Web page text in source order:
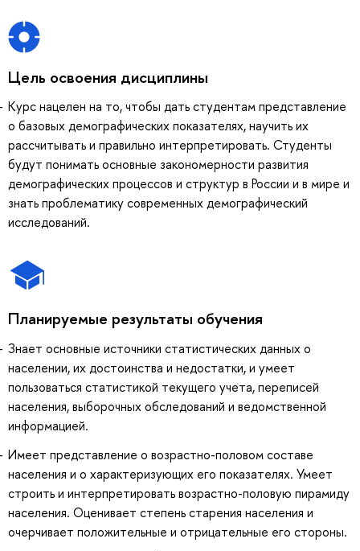
Цель освоения дисциплины
Курс нацелен на то, чтобы дать студентам представление
о базовых демографических показателях, научить их
рассчитывать и правильно интерпретировать. Студенты
будут понимать основные закономерности развития
демографических процессов и структур в России и в мире и
знать проблематику современных демографический
исследований.
Планируемые результаты обучения
Знает основные источники статистических данных о
населении, их достоинства и недостатки, и умеет
пользоваться статистикой текущего учета, переписей
населения, выборочных обследований и ведомственной
информацией.
Имеет представление о возрастно-половом составе
населения и о характеризующих его показателях. Умеет
строить и интерпретировать возрастно-половую пирамиду
населения. Оценивает степень старения населения и
очерчивает положительные и отрицательные его стороны.